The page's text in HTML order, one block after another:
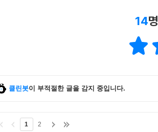
14
클린봇이 부적절한 글을 감지 중입니다.
1 2